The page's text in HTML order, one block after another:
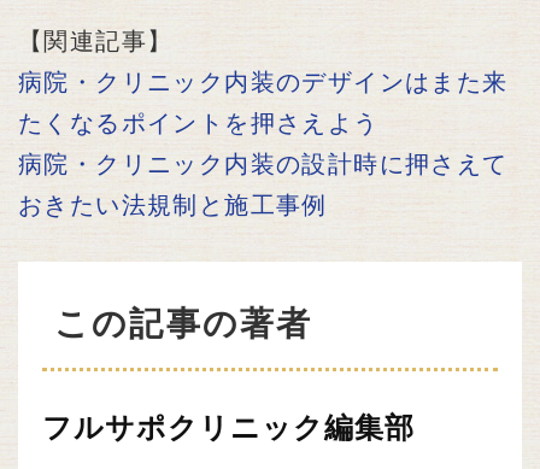
【関連記事】
病院・クリニック内装のデザインはまた来
たくなるポイントを押さえよう
病院・クリニック内装の設計時に押さえて
おきたい法規制と施工事例
この記事の著者
フルサポクリニック編集部